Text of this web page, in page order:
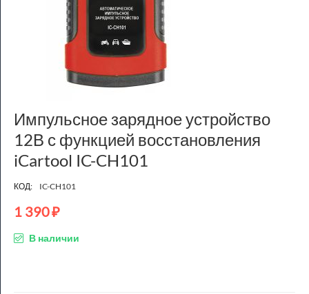
Импульсное зарядное устройство
12В с функцией восстановления
iCartool IC-CH101
КОД: IC-CH101
1 390₽
В наличии